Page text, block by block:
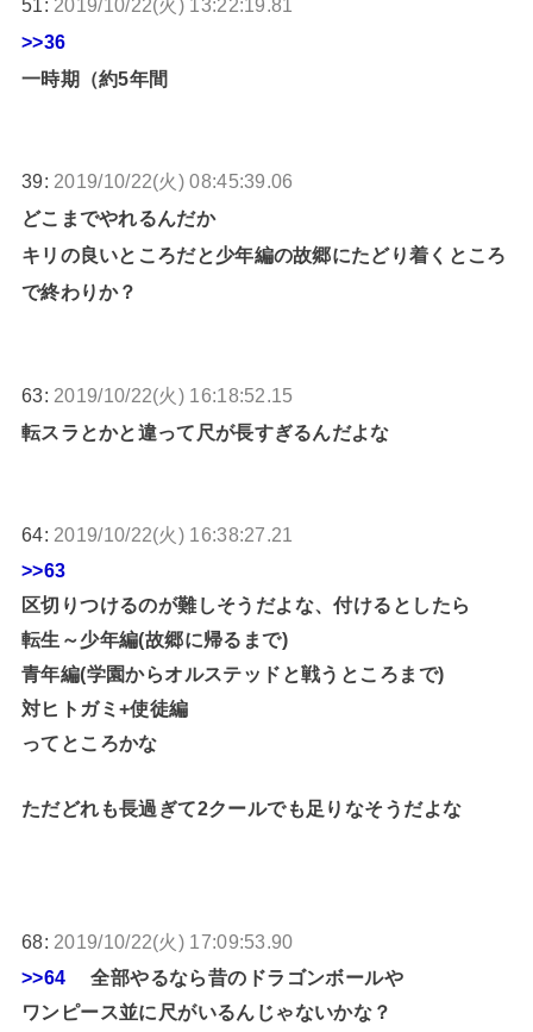
51: 2019/10/22(火) 13:22:19.81
>>36
一時期（約5年間
39: 2019/10/22(火) 08:45:39.06
どこまでやれるんだか
キリの良いところだと少年編の故郷にたどり着くところ
で終わりか？
63: 2019/10/22(火) 16:18:52.15
転スラとかと違って尺が長すぎるんだよな
64: 2019/10/22(火) 16:38:27.21
>>63
区切りつけるのが難しそうだよな、付けるとしたら
転生～少年編(故郷に帰るまで)
青年編(学園からオルステッドと戦うところまで)
対ヒトガミ+使徒編
ってところかな
ただどれも長過ぎて2クールでも足りなそうだよな
68: 2019/10/22(火) 17:09:53.90
>>64 全部やるなら昔のドラゴンボールや
ワンピース並に尺がいるんじゃないかな？